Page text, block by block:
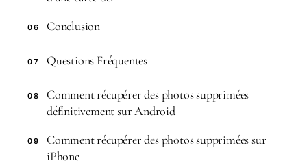
06 Conclusion
07 Questions Fréquentes
08
Comment récupérer des photos supprimées
définitivement sur Android
09
Comment récupérer des photos supprimées sur
iPhone